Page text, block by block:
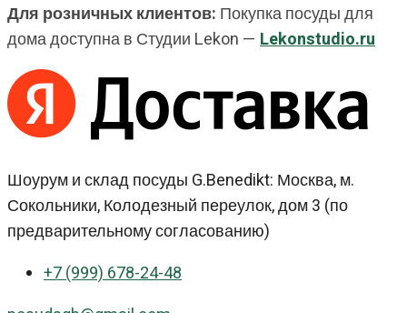
Для розничных клиентов: Покупка посуды для
дома доступна в Студии Lekon — Lekonstudio.ru
Шоурум и склад посуды G.Benedikt: Москва, м.
Сокольники, Колодезный переулок, дом 3 (по
предварительному согласованию)
+7 (999) 678-24-48